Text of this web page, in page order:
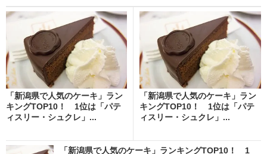
「新潟県で人気のケーキ」ラン
キングTOP10！ 1位は「パテ
ィスリー・シュクレ」...
「新潟県で人気のケーキ」ラン
キングTOP10！ 1位は「パテ
ィスリー・シュクレ」...
「新潟県で人気のケーキ」ランキングTOP10！ 1